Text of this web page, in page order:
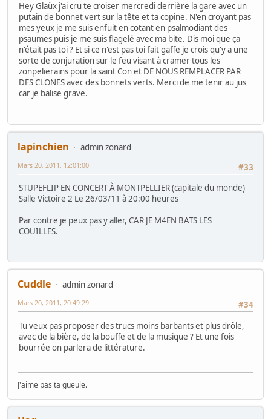
Hey Glaüx j'ai cru te croiser mercredi derrière la gare avec un
putain de bonnet vert sur la tête et ta copine. N'en croyant pas
mes yeux je me suis enfuit en cotant en psalmodiant des
psaumes puis je me suis flagelé avec ma bite. Dis moi que ça
n'était pas toi ? Et si ce n'est pas toi fait gaffe je crois qu'y a une
sorte de conjuration sur le feu visant à cramer tous les
zonpelierains pour la saint Con et DE NOUS REMPLACER PAR
DES CLONES avec des bonnets verts. Merci de me tenir au jus
car je balise grave.
lapinchien
admin zonard
#33
Mars 20, 2011, 12:01:00
STUPEFLIP EN CONCERT À MONTPELLIER (capitale du monde)
Salle Victoire 2 Le 26/03/11 à 20:00 heures
Par contre je peux pas y aller, CAR JE M4EN BATS LES
COUILLES.
Cuddle
admin zonard
#34
Mars 20, 2011, 20:49:29
Tu veux pas proposer des trucs moins barbants et plus drôle,
avec de la bière, de la bouffe et de la musique ? Et une fois
bourrée on parlera de littérature.
J'aime pas ta gueule.